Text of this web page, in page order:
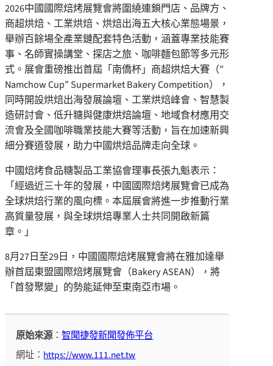
2026中國國際焙烤展覽會將圍繞連鎖門店、品牌方、
商超烘焙、工業烘焙、烘焙出海五大核心業態場景，
舉辦百餘場全產業鏈配套特色活動，涵蓋專業技能賽
事、名師實操講堂、探店之旅、咖啡麵包節等多元形
式。展會重磅推出首屆「南僑杯」商超烘焙大賽（”
Namchow Cup” Supermarket Bakery Competition），
同時開設烘焙出海發展論壇、工業烘焙峰會、智慧製
造研討會、低升糖與健康烘焙論壇、地域食材應用交
流會及全國咖啡職業技能大賽等活動，旨在加速新興
細分賽道發展，助力中國烘焙品牌走向全球。
中國焙烤食品糖製品工業協會理事長張九魁表示：
「經過近三十年的發展，中國國際焙烤展覽會已成為
全球烘焙行業的風向標。本屆展會將進一步推動行業
高質量發展，與全球烘焙專業人士共同開啟新篇
章。」
8月27日至29日，中國國際焙烤展覽會將在雅加達舉
辦首屆東盟國際焙烤展覽會（Bakery ASEAN），將
「首發聚變」的勢能延伸至東南亞市場。
原始來源：智聞捷發新聞發佈平台
網址：https://www.111.net.tw